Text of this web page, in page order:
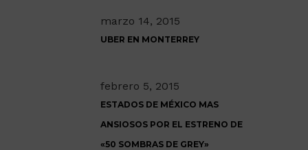
marzo 14, 2015
UBER EN MONTERREY
febrero 5, 2015
ESTADOS DE MÉXICO MAS
ANSIOSOS POR EL ESTRENO DE
«50 SOMBRAS DE GREY»